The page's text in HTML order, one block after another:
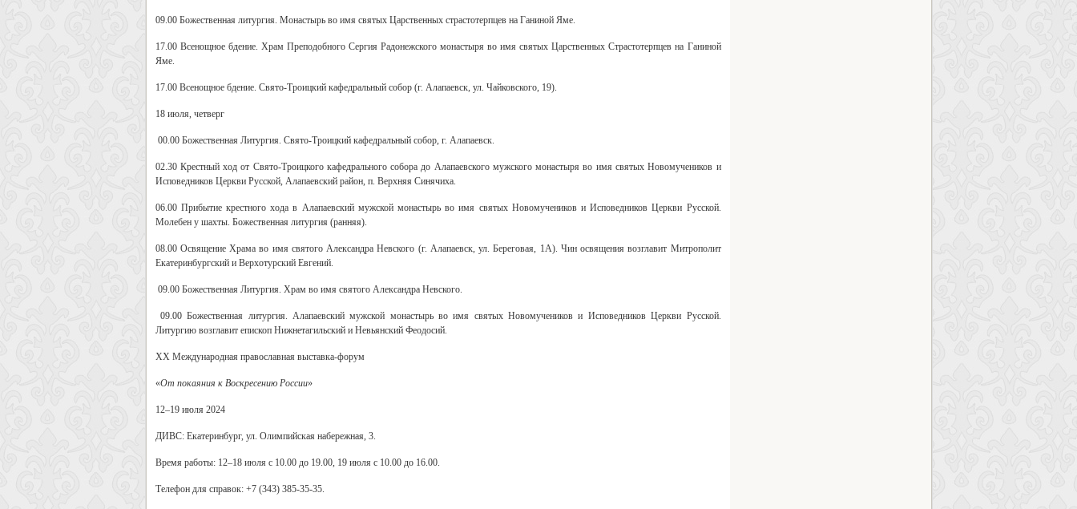
09.00Божественная литургия. Монастырь во имя святых Царственных страстотерпцев на Ганиной Яме.
17.00 Всенощное бдение. Храм Преподобного Сергия Радонежского монастыря во имя святых Царственных Страстотерпцев на Ганиной
Яме.
17.00 Всенощное бдение. Свято-Троицкий кафедральный собор (г. Алапаевск, ул. Чайковского, 19).
18 июля, четверг
00.00Божественная Литургия. Свято-Троицкий кафедральный собор, г. Алапаевск.
02.30 Крестный ход от Свято-Троицкого кафедрального собора до Алапаевского мужского монастыря во имя святых Новомучеников и
Исповедников Церкви Русской, Алапаевский район, п. Верхняя Синячиха.
06.00 Прибытие крестного хода в Алапаевский мужской монастырь во имя святых Новомучеников и Исповедников Церкви Русской.
Молебен у шахты. Божественная литургия (ранняя).
08.00 Освящение Храма во имя святого Александра Невского (г. Алапаевск, ул. Береговая, 1А). Чин освящения возглавит Митрополит
Екатеринбургский и Верхотурский Евгений.
09.00Божественная Литургия. Храм во имя святого Александра Невского.
09.00Божественная литургия. Алапаевский мужской монастырь во имя святых Новомучеников и Исповедников Церкви Русской.
Литургию возглавит епископ Нижнетагильский и Невьянский Феодосий.
XXМеждународная православная выставка-форум
«От покаяния к Воскресению России»
12–19 июля 2024
ДИВС: Екатеринбург, ул. Олимпийская набережная, 3.
Время работы: 12–18 июля с 10.00 до 19.00, 19 июля с 10.00 до 16.00.
Телефон для справок: +7 (343) 385-35-35.